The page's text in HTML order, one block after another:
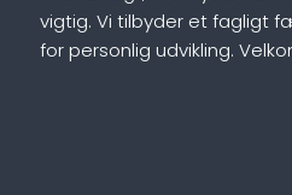
vigtig. Vi tilbyder et fagligt
for personlig udvikling.